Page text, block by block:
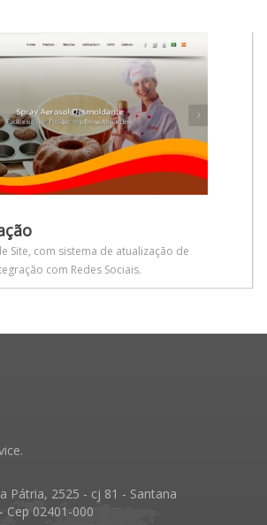
Site, com sistema de atualização de
com Redes Sociais.
Pátria, 2525 - cj 81 - Santana
Cep 02401-000